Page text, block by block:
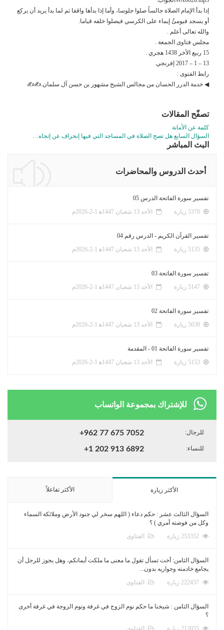
إذا بدأ الإمام الصلاة جالساً صلوا جلوسا، وأما إذا بدأها واقفا ثم لما بدأ يريد أن يركع
أو يسجد فيومئُ إيماء على الكرسي فيصلوا خلفه قياما.
والله تعالى أعلم .
مجلس فتاوى الجمعة .
15 ربيع الأخر 1438 هجري .
13 – 1 – 2017 إفرنجي
رابط الفتوى :
◀ خدمة الدرر الحسان من مجالس الشيخ مشهور بن حسن آل سلمان.✍✍
تصفّح المقالات
كلمة عن الأمانة
السؤال السابع هل تصح الصلاة في المساجد التي فيها إنحراف عن إتجاه…
البث المباشر
أحدث الدروس والمحاضرات
تفسير سورة الفاتحة الدرس 05
الأحد 13 شعبان 1447ﻫ 1-2-2026م
تفسير القرآن الكريم - الدرس رقم 04
الأحد 13 شعبان 1447ﻫ 1-2-2026م
تفسير سورة الفاتحة 03
الأحد 13 شعبان 1447ﻫ 1-2-2026م
تفسير سورة الفاتحة 02
الأحد 13 شعبان 1447ﻫ 1-2-2026م
تفسير سورة الفاتحة 01 - المقدمة
الأحد 13 شعبان 1447ﻫ 1-2-2026م
للإشتراك بمجموعة الواتساب
للرجال: +962 77 675 7052
للنساء: +1 202 913 6892
الأكثر زيارة الأكثر تفاعلاً
السؤال الثالث عشر : حكم دعاء ( اللهم سخر لي جنود الأرض وملائكة السماء
وكل من فوضته أمري ) ؟
الفتاوى
السؤال الثامن: أخت تسأل تقول ما معنى ما ملكت أيمانكم، وهل يجوز للرجل أن
يجامع خادمته وجواريه بدون...
الفتاوى
السؤال الثامن : شيخنا ما حكم نوم الزوج في غرفة ونوم الزوجة في غرفة أخرى
؟
الفتاوى